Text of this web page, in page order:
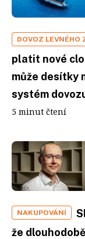
DOVOZ LEVNÉHO
platit nové
může desítky
systém
5 minut čtení
NAKUPOVÁNÍ
že